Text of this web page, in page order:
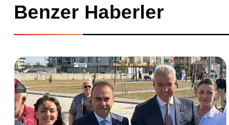
Benzer Haberler